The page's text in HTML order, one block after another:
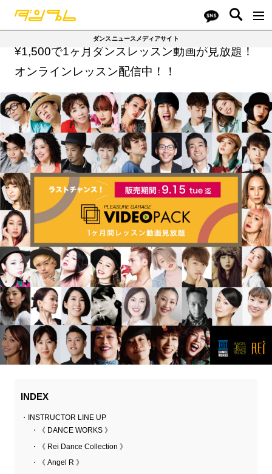
ダンスニュースメディアサイト
¥1,500で1ヶ月ダンスレッスン動画が見放題！
オンラインレッスン配信中！！
INDEX
INSTRUCTOR LINE UP
《 DANCE WORKS 》
《 Rei Dance Collection 》
《 Angel R 》